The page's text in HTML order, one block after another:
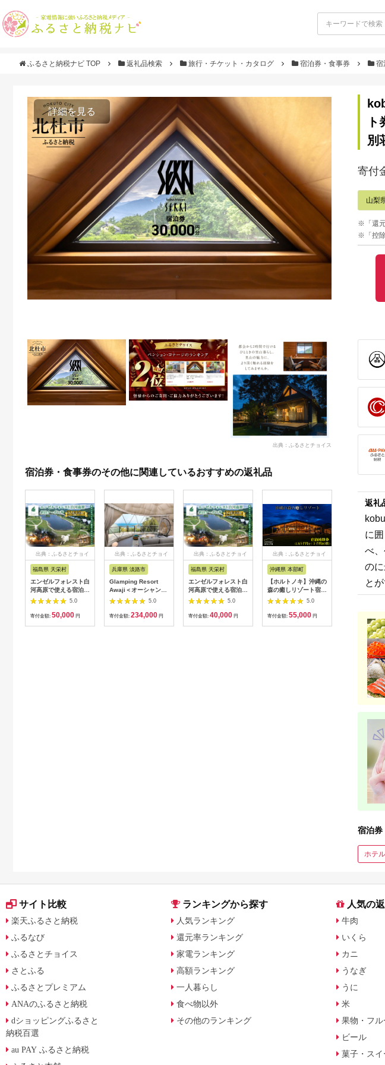
ふるさと納税ナビ TOP 返礼品検索 旅行・チケット・カタログ 宿泊券・食事券 宿
詳細を見る
出典：ふるさとチョイス
宿泊券・食事券のその他に関連しているおすすめの返礼品
出典：ふるさとチョイ
福島県 天栄村
エンゼルフォレスト白
河高原で使える宿泊ク
ーポン券（15000円相
当） ペット コテージ
サウナ グランピング
5.0
寄付金額: 50,000 円
出典：ふるさとチョイ
兵庫県 淡路市
Glamping Resort
Awaji＜オーシャンテ
ラス＞素泊まりプラン
5.0
寄付金額: 234,000 円
出典：ふるさとチョイ
福島県 天栄村
エンゼルフォレスト白
河高原で使える宿泊ク
ーポン券（12,000円
相当） F21T-097
5.0
寄付金額: 40,000 円
出典：ふるさとチョイ
沖縄県 本部町
【ホルトノキ】沖縄の
森の癒しリゾート宿泊
補助券（１万５千円
分：５千円券３枚）
5.0
寄付金額: 55,000 円
出典：ふるさ
香川県 観音寺
【土･日･祝日
日】ゲストハ
別
寄付
山梨
※「還
※「控
返礼
に
べ
の
と
宿泊券
ホテル
サイト比較
楽天ふるさと納税
ふるなび
ふるさとチョイス
さとふる
ふるさとプレミアム
ANAのふるさと納税
dショッピングふるさと
納税百選
au PAY ふるさと納税
ランキングから探す
人気ランキング
還元率ランキング
家電ランキング
高額ランキング
一人暮らし
食べ物以外
その他のランキング
人気の
牛肉
いくら
カニ
うなぎ
うに
米
果物・フル
ビール
菓子・スイ